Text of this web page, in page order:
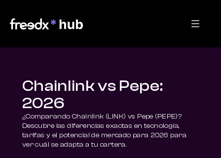
Chainlink vs Pepe:
2026
¿Comparando Chainlink (LINK) vs Pepe (PEPE)?
Descubre las diferencias exactas en tecnología,
tarifas y el potencial de mercado para 2026 para
ver cuál se adapta a tu cartera.